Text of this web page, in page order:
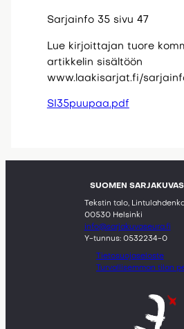
Sarjainfo 35 sivu 47
Lue kirjoittajan tuore
artikkelin sisältöön
www.laakisarjat.fi/
SI35puupaa.pdf
SUOMEN
Tekstin talo,
00530 Helsinki
info@sarjakuvaseura.fi
Y-tunnus: 0532234-0
Tietosuojaseloste
Turvallisemman tilan